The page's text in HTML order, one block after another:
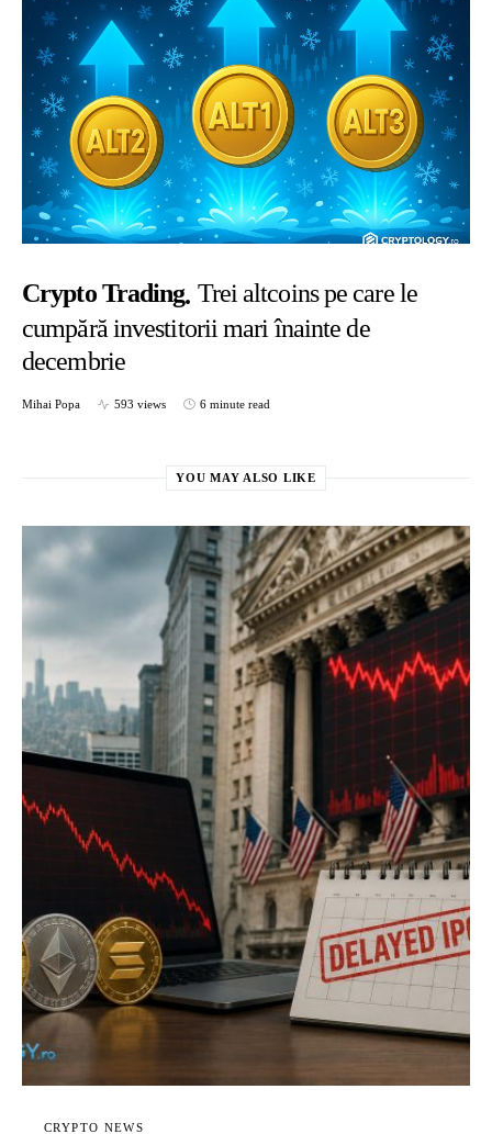
Crypto Trading Trei altcoins pe care le
cumpără investitorii mari înainte de
decembrie
Mihai Popa 593 views 6 minute read
YOU MAY ALSO LIKE
CRYPTO NEWS